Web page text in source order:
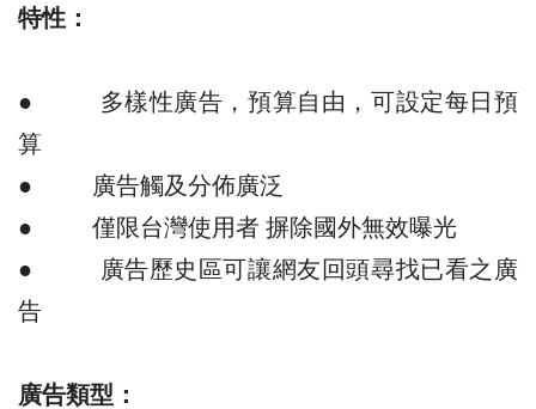
特性：
● 多樣性廣告，預算自由，可設定每日預
算
● 廣告觸及分佈廣泛
● 僅限台灣使用者 摒除國外無效曝光
● 廣告歷史區可讓網友回頭尋找已看之廣
告
廣告類型：